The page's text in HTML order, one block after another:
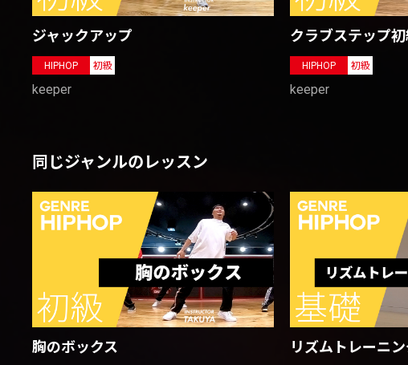
ジャックアップ
HIPHOP 初級
keeper
クラブステップ
HIPHOP 初級
keeper
同じジャンルのレッスン
胸のボックス リズムトレーニ